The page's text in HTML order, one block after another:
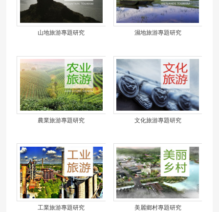
山地旅游專題研究 濕地旅游專題研究
農業旅游專題研究 文化旅游專題研究
工業旅游專題研究 美麗鄉村專題研究